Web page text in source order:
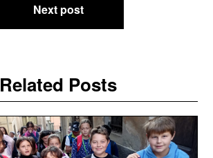
Next post
Related Posts